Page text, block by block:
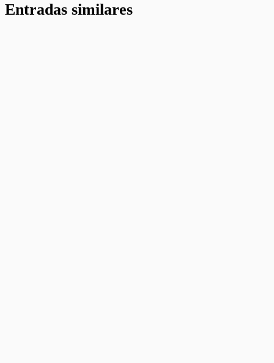
Entradas similares